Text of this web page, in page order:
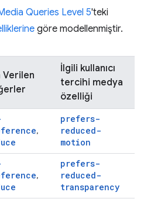
Queries Level 5'teki
göre modellenmiştir.
Verilen
İlgili kullanıcı
tercihi medya
özelliği
,
prefers-
reduced-
motion
,
prefers-
reduced-
transparency